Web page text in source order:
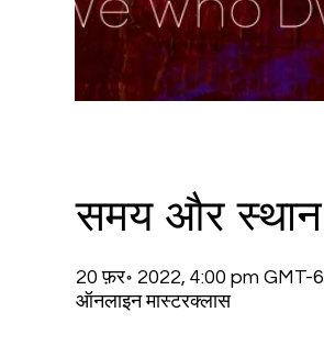
समय और स्थान
20 फ़र॰ 2022, 4:00 pm GMT-6
ऑनलाइन मास्टरक्लास